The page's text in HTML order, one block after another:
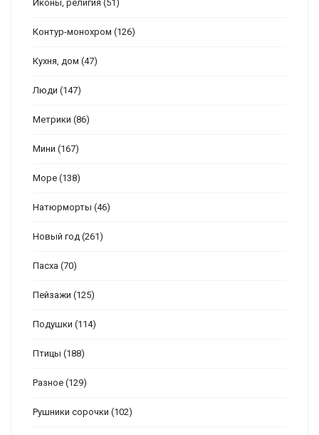
Иконы, религия (51)
Контур-монохром (126)
Кухня, дом (47)
Люди (147)
Метрики (86)
Мини (167)
Море (138)
Натюрморты (46)
Новый год (261)
Пасха (70)
Пейзажи (125)
Подушки (114)
Птицы (188)
Разное (129)
Рушники сорочки (102)